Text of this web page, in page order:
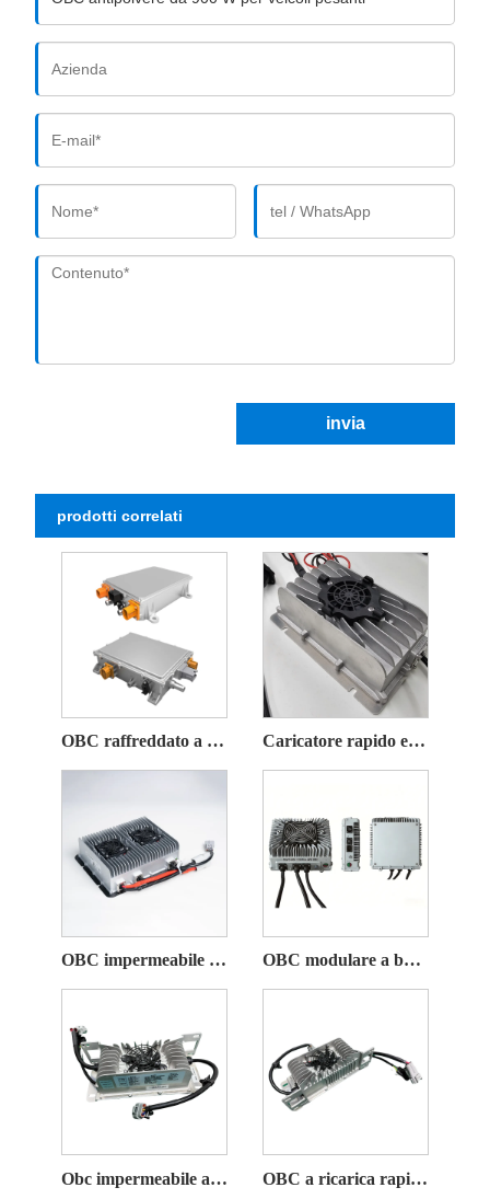
invia
prodotti correlati
OBC raffreddato a liquido IP67 ad alta potenza da 6,6 kW Caricatore rapido esclusivo per carrello da golf ad alta potenza da 600 W
OBC impermeabile IP67 ad alta potenza da 6,2 kW OBC modulare a basso consumo da 3,3 kW per mini veicoli elettrici
Obc impermeabile a bassa potenza da 1,5 kW per veicoli elettrici OBC a ricarica rapida multi-scena ad alta efficienza da 1,2 kW